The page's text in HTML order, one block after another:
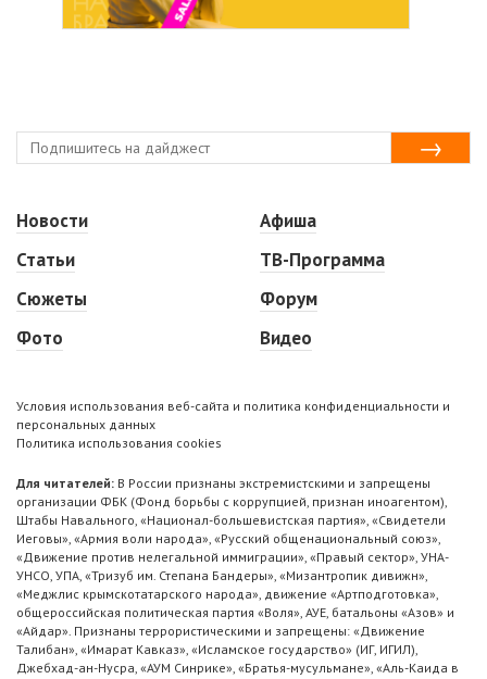
Новости
Статьи
Сюжеты
Фото
Афиша
ТВ-Программа
Форум
Видео
Условия использования веб-сайта и политика конфиденциальности и
персональных данных
Политика использования cookies
Для читателей: В России признаны экстремистскими и запрещены
организации ФБК (Фонд борьбы с коррупцией, признан иноагентом),
Штабы Навального, «Национал-большевистская партия», «Свидетели
Иеговы», «Армия воли народа», «Русский общенациональный союз»,
«Движение против нелегальной иммиграции», «Правый сектор», УНА-
УНСО, УПА, «Тризуб им. Степана Бандеры», «Мизантропик дивижн»,
«Меджлис крымскотатарского народа», движение «Артподготовка»,
общероссийская политическая партия «Воля», АУЕ, батальоны «Азов» и
«Айдар». Признаны террористическими и запрещены: «Движение
Талибан», «Имарат Кавказ», «Исламское государство» (ИГ, ИГИЛ),
Джебхад-ан-Нусра, «АУМ Синрике», «Братья-мусульмане», «Аль-Каида в